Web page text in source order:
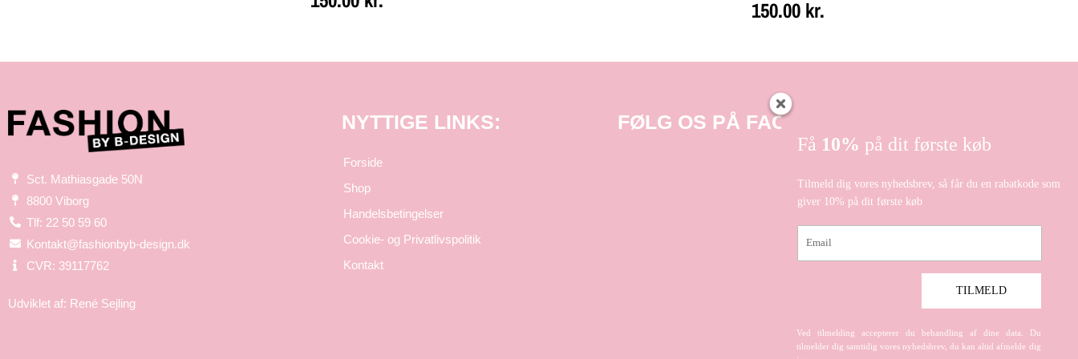
150.00 kr.
Sct. Mathiasgade 50N
8800 Viborg
Tlf: 22 50 59 60
Kontakt@fashionbyb-design.dk
CVR: 39117762
Udviklet af: René Sejling
NYTTIGE LINKS:
Forside
Shop
Handelsbetingelser
Cookie- og Privatlivspolitik
Kontakt
FØLG OS PÅ FACEBOOK
Få 10% på dit første køb
Tilmeld dig vores nyhedsbrev, så får du en rabatkode som
giver 10% på dit første køb
Ved tilmelding accepterer du behandling af dine data. Du
tilmelder dig samtidig vores nyhedsbrev, du kan altid afmelde dig
TILMELD